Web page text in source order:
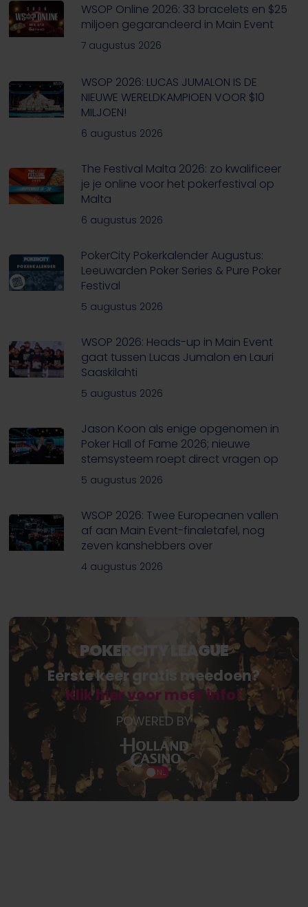
WSOP Online 2026: 33 bracelets en $25
miljoen gegarandeerd in Main Event
7 augustus 2026
WSOP 2026: LUCAS JUMALON IS DE
NIEUWE WERELDKAMPIOEN VOOR $10
MILJOEN!
6 augustus 2026
The Festival Malta 2026: zo kwalificeer
je je online voor het pokerfestival op
Malta
6 augustus 2026
PokerCity Pokerkalender Augustus:
Leeuwarden Poker Series & Pure Poker
Festival
5 augustus 2026
WSOP 2026: Heads-up in Main Event
gaat tussen Lucas Jumalon en Lauri
Saaskilahti
5 augustus 2026
Jason Koon als enige opgenomen in
Poker Hall of Fame 2026; nieuwe
stemsysteem roept direct vragen op
5 augustus 2026
WSOP 2026: Twee Europeanen vallen
af aan Main Event-finaletafel, nog
zeven kanshebbers over
4 augustus 2026
POKERCITY LEAGUE
Eerste keer gratis meedoen?
Klik hier voor meer info!
POWERED BY